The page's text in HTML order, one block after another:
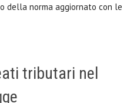
della norma aggiornato con le
tributari nel